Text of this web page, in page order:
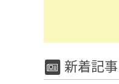
新着記事